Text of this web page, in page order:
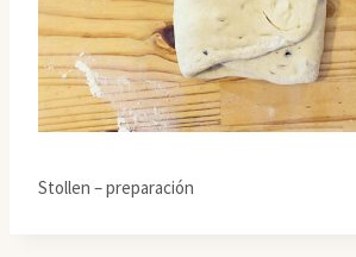
Stollen – preparación